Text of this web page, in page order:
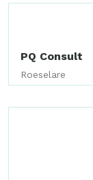
PQ Consult
Roeselare